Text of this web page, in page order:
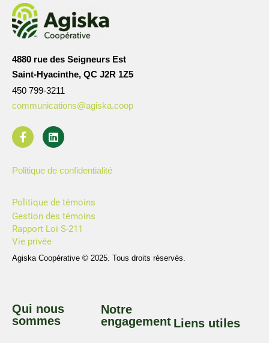
4880 rue des Seigneurs Est
Saint-Hyacinthe, QC J2R 1Z5
450 799-3211
communications@agiska.coop
Politique de confidentialité
Politique de témoins
Gestion des témoins
Rapport Loi S-211
Vie privée
Agiska Coopérative © 2025. Tous droits réservés.
Qui nous
sommes
Notre
engagement Liens utiles